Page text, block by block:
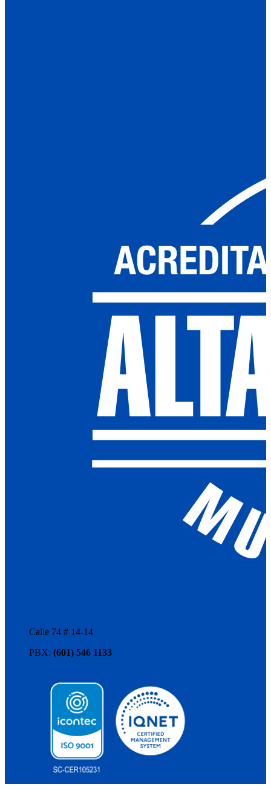
Calle 74 # 14-14
PBX: (601) 546 1133